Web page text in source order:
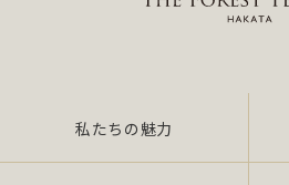
私たちの魅力